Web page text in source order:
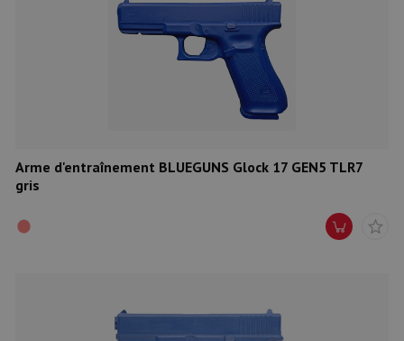
Arme d'entraînement BLUEGUNS Glock 17 GEN5 TLR7
gris